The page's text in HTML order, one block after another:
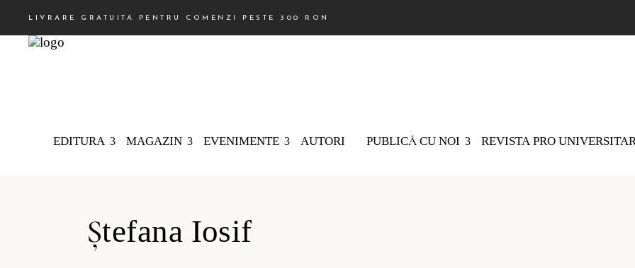
LIVRARE GRATUITA PENTRU COMENZI PESTE 300 RON
EDITURA MAGAZIN EVENIMENTE AUTORI PUBLICĂ CU NOI REVISTA PRO
Ștefana Iosif